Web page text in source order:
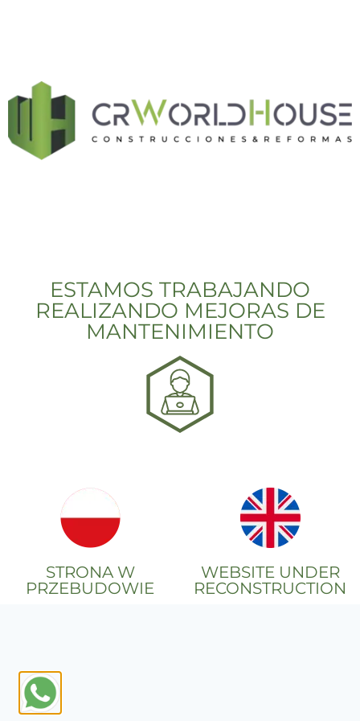
ESTAMOS TRABAJANDO
REALIZANDO MEJORAS DE
MANTENIMIENTO
STRONA W
PRZEBUDOWIE
WEBSITE UNDER
RECONSTRUCTION